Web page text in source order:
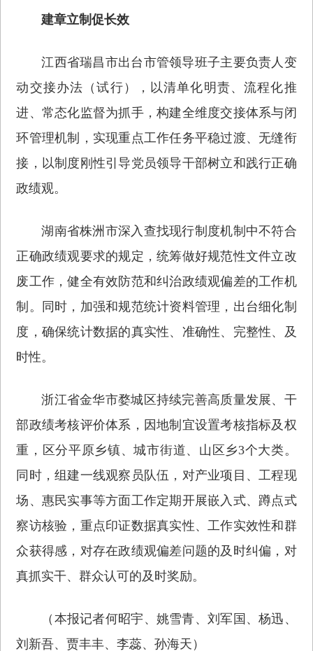
建章立制促长效
江西省瑞昌市出台市管领导班子主要负责人变
动交接办法（试行），以清单化明责、流程化推
进、常态化监督为抓手，构建全维度交接体系与闭
环管理机制，实现重点工作任务平稳过渡、无缝衔
接，以制度刚性引导党员领导干部树立和践行正确
政绩观。
湖南省株洲市深入查找现行制度机制中不符合
正确政绩观要求的规定，统筹做好规范性文件立改
废工作，健全有效防范和纠治政绩观偏差的工作机
制。同时，加强和规范统计资料管理，出台细化制
度，确保统计数据的真实性、准确性、完整性、及
时性。
浙江省金华市婺城区持续完善高质量发展、干
部政绩考核评价体系，因地制宜设置考核指标及权
重，区分平原乡镇、城市街道、山区乡3个大类。
同时，组建一线观察员队伍，对产业项目、工程现
场、惠民实事等方面工作定期开展嵌入式、蹲点式
察访核验，重点印证数据真实性、工作实效性和群
众获得感，对存在政绩观偏差问题的及时纠偏，对
真抓实干、群众认可的及时奖励。
（本报记者何昭宇、姚雪青、刘军国、杨迅、
刘新吾、贾丰丰、李蕊、孙海天）